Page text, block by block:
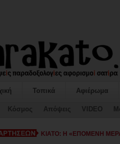
Τοπικά Αφιέρωμα
Κόσμος Απόψεις VIDEO
ΚΙΑΤΟ: Η «ΕΠΟΜΕΝΗ ΜΕΡΑ»